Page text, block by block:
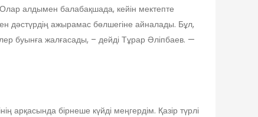
Олар алдымен балабақшада, кейін мектепте
дәстүрдің ажырамас бөлшегіне айналады. Бұл,
буынға жалғасады, – дейді Тұрар Әліпбаев. —
арқасында бірнеше күйді меңгердім. Қазір түрлі